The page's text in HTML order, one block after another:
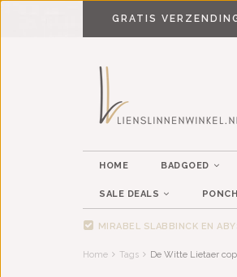
GRATIS
HOME BADGOED
SALE DEALS
MIRABEL SLABBINCK EN
Home Tags De Witte Lietaer